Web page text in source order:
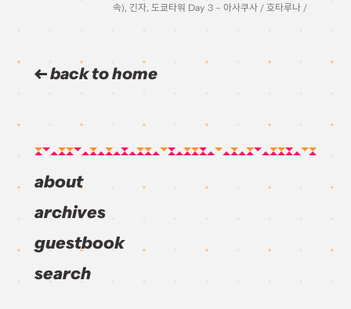
속), 긴자, 도쿄타워 Day 3 – 아사쿠사 / 호타루나 /
back to home
about
archives
guestbook
search